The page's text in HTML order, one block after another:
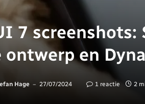
7
ontwerp en
Hage 27/07/2024 1 reactie 2